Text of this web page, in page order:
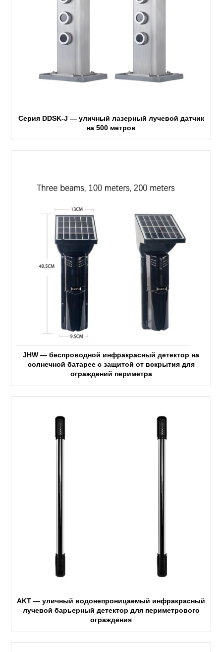
Серия DDSK-J — уличный лазерный лучевой датчик
на 500 метров
JHW — беспроводной инфракрасный детектор на
солнечной батарее с защитой от вскрытия для
ограждений периметра
AKT — уличный водонепроницаемый инфракрасный
лучевой барьерный детектор для периметрового
ограждения